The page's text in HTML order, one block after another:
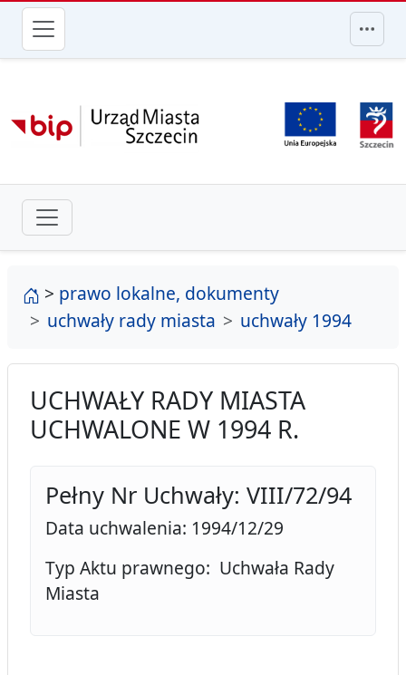
przejdź do głównego menu
strona główna
> prawo lokalne, dokumenty
uchwały rady miasta
uchwały 1994
UCHWAŁY RADY MIASTA
UCHWALONE W 1994 R.
Pełny Nr Uchwały: VIII/72/94
Data uchwalenia: 1994/12/29
Typ Aktu prawnego: Uchwała Rady
Miasta